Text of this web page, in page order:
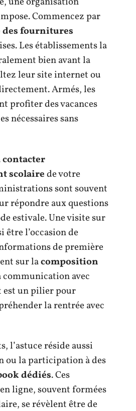
Commencez par
des fournitures
Les établissements la
bien avant la
leur site internet ou
Armés, les
profiter des vacances
nécessaires sans
contacter
scolairede votre
sont souvent
répondre aux questions
estivale. Une visite sur
être l’occasion de
de première
sur lacomposition
communication avec
est un pilier pour
la rentrée avec
l’astuce réside aussi
ou la participation à des
dédiés. Ces
ligne, souvent formées
se révèlent être de